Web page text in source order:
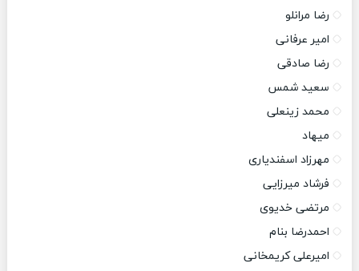
رضا مرانلو
امیر عرفانی
رضا صادقی
سعید شمس
محمد زینعلی
میهاد
مهرزاد اسفندیاری
فرشاد میرزایی
مرتضی خدیوی
احمدرضا بنام
امیرعلی کریمخانی